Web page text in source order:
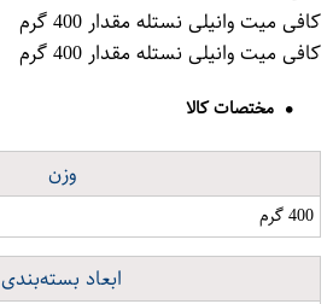
کافی میت وانیلی نستله مقدار 400 گرم
کافی میت وانیلی نستله مقدار 400 گرم
مختصات کالا
وزن
400 گرم
ابعاد بسته‌بندی